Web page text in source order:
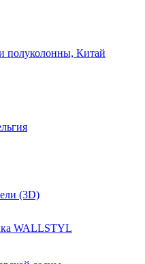
полуколонны, Китай
(3D)
WALLSTYL